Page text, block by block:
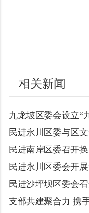
相关新闻
九龙坡区委会设立“
民进永川区委与区
民进南岸区委召开
民进永川区委会开
民进沙坪坝区委会
支部共建聚合力 携